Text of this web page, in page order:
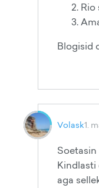
Rio
Blogisid
Volask1.
Soetasin
Kindlasti
aga